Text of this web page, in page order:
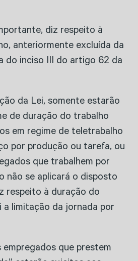
diz respeito à
anteriormente excluída da
do inciso III do artigo 62 da
da Lei, somente estarão
de duração do trabalho
em regime de teletrabalho
por produção ou tarefa, ou
que trabalhem por
não se aplicará o disposto
respeito à duração do
a limitação da jornada por
que prestem